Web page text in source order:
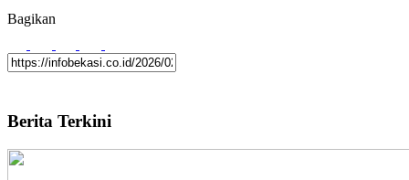
Bagikan
Berita Terkini